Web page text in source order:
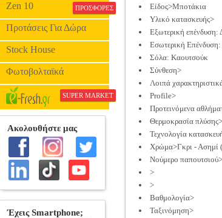
Zen 10 ΠΡΟΣΦΟΡΕΣ
Προτάσεις Για Δώρα
Stock House
Φωτοβολταϊκά
SUPER MARKET
Είδος>Μποτάκια
Υλικό κατασκευής>
Εξωτερική επένδυση:
Εσωτερική
Σόλα: Καουτσούκ
Σύνθεση>
Λοιπά
Profile>
Προτεινόμενα
Θερμοκρασία πλύσης>
Τεχνολογία
Χρώμα>Γκρι - Ασημί
Νούμερο
>
>
Βαθμολογία>
Ταξινόμηση>